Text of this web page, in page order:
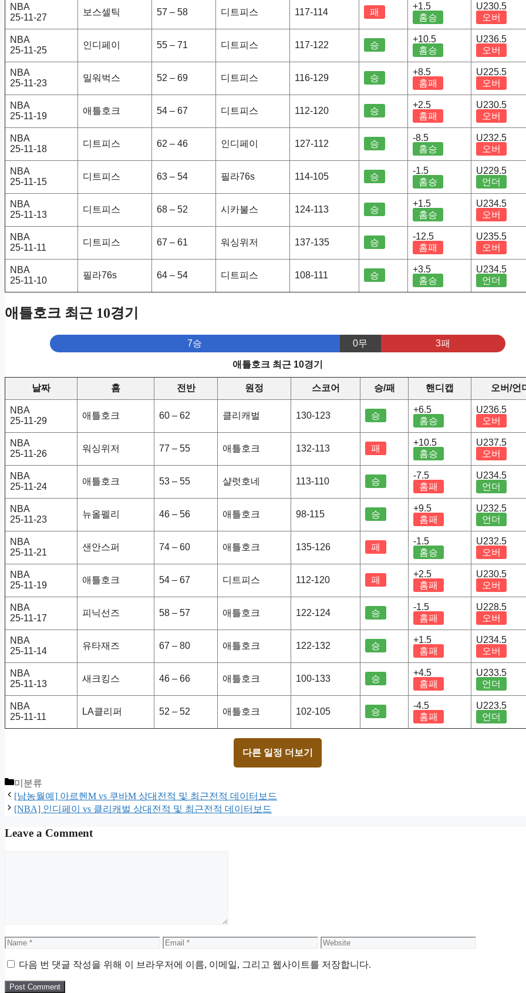
NBA
25-11-27
보스셀틱 57 – 58 디트피스 117-114 패
+1.5
홈승
U230.5
오버
NBA
25-11-25
인디페이 55 – 71 디트피스 117-122 승
+10.5
홈승
U236.5
오버
NBA
25-11-23
밀워벅스 52 – 69 디트피스 116-129 승
+8.5
홈패
U225.5
오버
NBA
25-11-19
애틀호크 54 – 67 디트피스 112-120 승
+2.5
홈패
U230.5
오버
NBA
25-11-18
디트피스 62 – 46 인디페이 127-112 승
-8.5
홈승
U232.5
오버
NBA
25-11-15
디트피스 63 – 54 필라76s 114-105 승
-1.5
홈승
U229.5
언더
NBA
25-11-13
디트피스 68 – 52 시카불스 124-113 승
+1.5
홈승
U234.5
오버
NBA
25-11-11
디트피스 67 – 61 워싱위저 137-135 승
-12.5
홈패
U235.5
오버
NBA
25-11-10
필라76s 64 – 54 디트피스 108-111 승
+3.5
홈승
U234.5
언더
애틀호크 최근 10경기
7승 0무 3패
애틀호크 최근 10경기
날짜 홈 전반 원정 스코어 승/패 핸디캡 오버/언
NBA
25-11-29
애틀호크 60 – 62 클리캐벌 130-123 승
+6.5
홈승
U236.5
오버
NBA
25-11-26
워싱위저 77 – 55 애틀호크 132-113 패
+10.5
홈승
U237.5
오버
NBA
25-11-24
애틀호크 53 – 55 샬럿호네 113-110 승
-7.5
홈패
U234.5
언더
NBA
25-11-23
뉴올펠리 46 – 56 애틀호크 98-115 승
+9.5
홈패
U232.5
언더
NBA
25-11-21
샌안스퍼 74 – 60 애틀호크 135-126 패
-1.5
홈승
U232.5
오버
NBA
25-11-19
애틀호크 54 – 67 디트피스 112-120 패
+2.5
홈패
U230.5
오버
NBA
25-11-17
피닉선즈 58 – 57 애틀호크 122-124 승
-1.5
홈패
U228.5
오버
NBA
25-11-14
유타재즈 67 – 80 애틀호크 122-132 승
+1.5
홈패
U234.5
오버
NBA
25-11-13
새크킹스 46 – 66 애틀호크 100-133 승
+4.5
홈패
U233.5
언더
NBA
25-11-11
LA클리퍼 52 – 52 애틀호크 102-105 승
-4.5
홈패
U223.5
언더
다른 일정 더보기
Categories
미분류
[남농월예] 아르헨M vs 쿠바M 상대전적 및 최근전적 데이터보드
[NBA] 인디페이 vs 클리캐벌 상대전적 및 최근전적 데이터보드
Leave a Comment
Name Email Website
다음 번 댓글 작성을 위해 이 브라우저에 이름, 이메일, 그리고 웹사이트를 저장합니다.